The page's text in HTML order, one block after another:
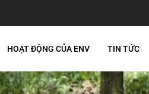
HOẠT ĐỘNG CỦA ENV TIN TỨC